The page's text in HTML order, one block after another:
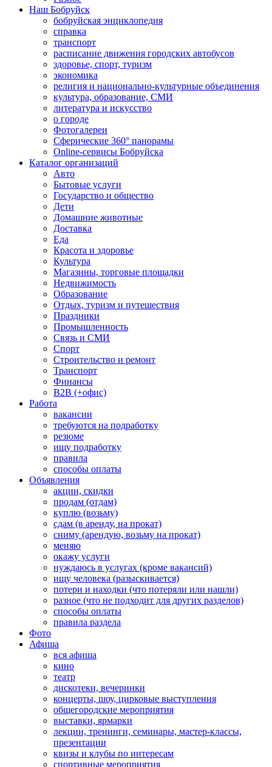
Наш Бобруйск
бобруйская энциклопедия
справка
транспорт
расписание движения городских автобусов
здоровье, спорт, туризм
экономика
религия и национально-культурные объединения
культура, образование, СМИ
литература и искусство
о городе
Фотогалереи
Сферические 360° панорамы
Online-сервисы Бобруйска
Каталог организаций
Авто
Бытовые услуги
Государство и общество
Дети
Домашние животные
Доставка
Еда
Красота и здоровье
Культура
Магазины, торговые площадки
Недвижимость
Образование
Отдых, туризм и путешествия
Праздники
Промышленность
Связь и СМИ
Спорт
Строительство и ремонт
Транспорт
Финансы
B2B (+офис)
Работа
вакансии
требуются на подработку
резюме
ищу подработку
правила
способы оплаты
Объявления
акции, скидки
продам (отдам)
куплю (возьму)
сдам (в аренду, на прокат)
сниму (арендую, возьму на прокат)
меняю
окажу услуги
нуждаюсь в услугах (кроме вакансий)
ищу человека (разыскивается)
потери и находки (что потеряли или нашли)
разное (что не подходит для других разделов)
способы оплаты
правила раздела
Фото
Афиша
вся афиша
кино
театр
дискотеки, вечеринки
концерты, шоу, цирковые выступления
общегородские мероприятия
выставки, ярмарки
лекции, тренинги, семинары, мастер-классы,
презентации
квизы и клубы по интересам
спортивные мероприятия